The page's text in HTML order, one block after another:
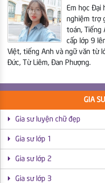
Em học Đại
nghiệm trợ
toán, Tiếng
cấp lớp 9
Việt, tiếng Anh và ngữ văn từ
Đức, Từ Liêm, Đan Phượng.
GIA
Gia sư luyện chữ đẹp
Gia sư lớp 1
Gia sư lớp 2
Gia sư lớp 3